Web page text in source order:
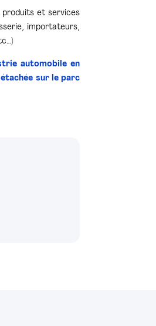
produits et services
importateurs,
automobile en
sur le parc